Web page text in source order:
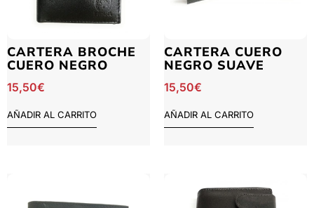
CARTERA BROCHE
CUERO NEGRO
15,50€
AÑADIR AL CARRITO
CARTERA CUERO
NEGRO SUAVE
15,50€
AÑADIR AL CARRITO